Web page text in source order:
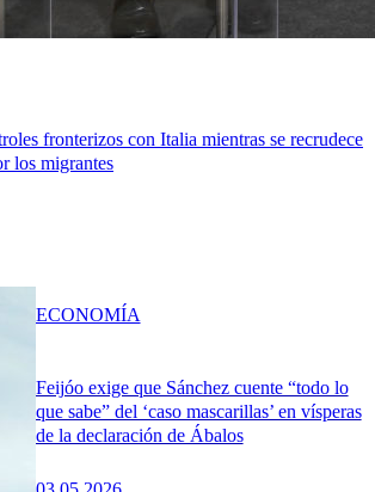
fronterizos con Italia mientras se recrudece
los migrantes
Feijóo exige que Sánchez cuente “todo lo
que sabe” del ‘caso mascarillas’ en vísperas
de la declaración de Ábalos
ECONOMÍA